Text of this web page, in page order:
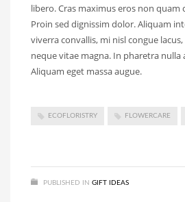
libero. Cras maximus eros non quam
Proin sed dignissim dolor. Aliquam
viverra convallis, mi nisl congue
neque vitae magna. In pharetra nulla
Aliquam eget massa augue.
ECOFLORISTRY FLOWERCARE
PUBLISHED IN GIFT IDEAS